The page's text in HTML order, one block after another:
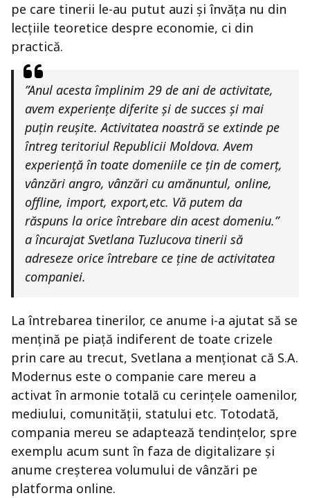
pe care tinerii le-au putut auzi și învăța nu din
lecțiile teoretice despre economie, ci din
practică.
”Anul acesta împlinim 29 de ani de activitate,
avem experiențe diferite și de succes și mai
puțin reușite. Activitatea noastră se extinde pe
întreg teritoriul Republicii Moldova. Avem
experiență în toate domeniile ce țin de comerț,
vânzări angro, vânzări cu amănuntul, online,
offline, import, export,etc. Vă putem da
răspuns la orice întrebare din acest domeniu.”
a încurajat Svetlana Tuzlucova tinerii să
adreseze orice întrebare ce ține de activitatea
companiei.
La întrebarea tinerilor, ce anume i-a ajutat să se
mențină pe piață indiferent de toate crizele
prin care au trecut, Svetlana a menționat că S.A.
Modernus este o companie care mereu a
activat în armonie totală cu cerințele oamenilor,
mediului, comunității, statului etc. Totodată,
compania mereu se adaptează tendințelor, spre
exemplu acum sunt în faza de digitalizare și
anume creșterea volumului de vânzări pe
platforma online.